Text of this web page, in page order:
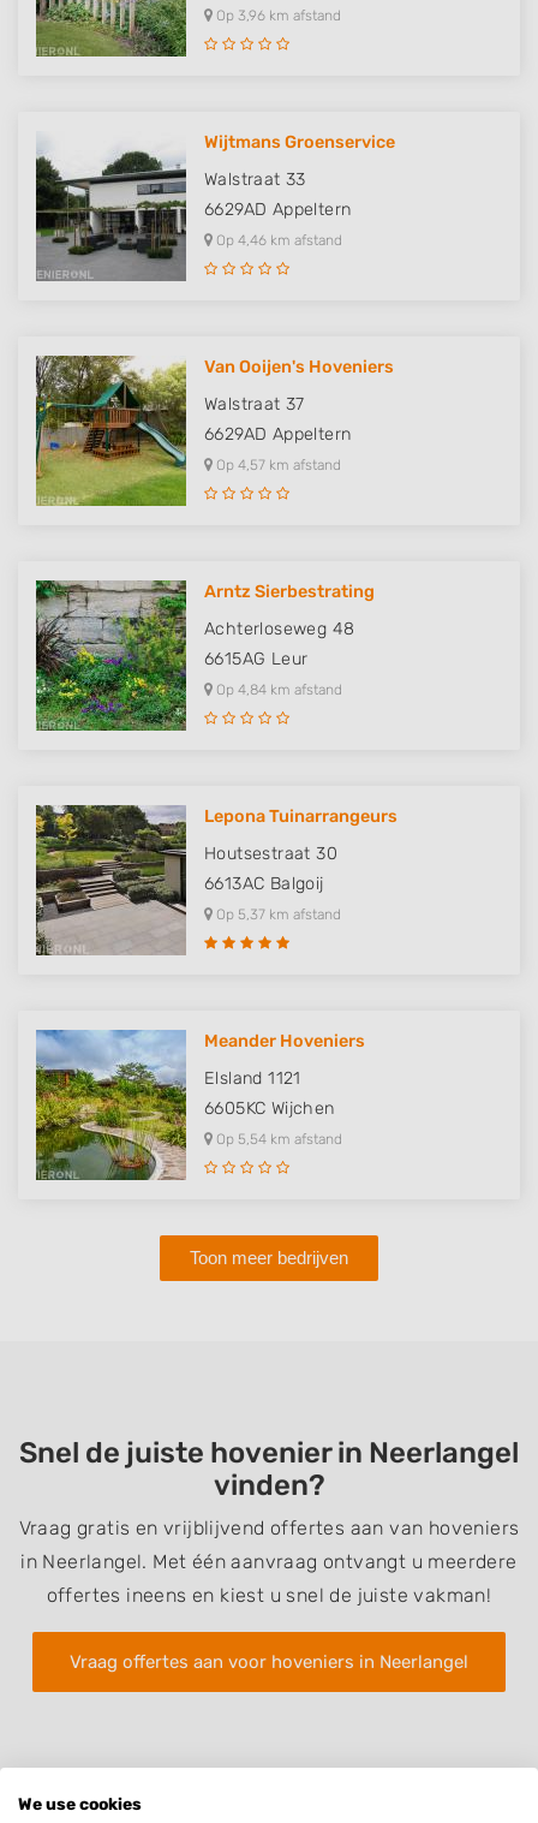
Op 3,96 km afstand
Wijtmans Groenservice
Walstraat 33
6629AD Appeltern
Op 4,46 km afstand
Van Ooijen's Hoveniers
Walstraat 37
6629AD Appeltern
Op 4,57 km afstand
Arntz Sierbestrating
Achterloseweg 48
6615AG Leur
Op 4,84 km afstand
Lepona Tuinarrangeurs
Houtsestraat 30
6613AC Balgoij
Op 5,37 km afstand
Meander Hoveniers
Elsland 1121
6605KC Wijchen
Op 5,54 km afstand
Toon meer bedrijven
Snel de juiste hovenier in Neerlangel
vinden?
Vraag gratis en vrijblijvend offertes aan van hoveniers
in Neerlangel. Met één aanvraag ontvangt u meerdere
offertes ineens en kiest u snel de juiste vakman!
Vraag offertes aan voor hoveniers in Neerlangel
We use cookies